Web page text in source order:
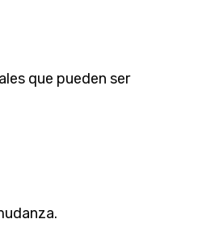
que pueden ser